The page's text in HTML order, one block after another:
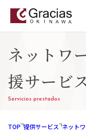
ネットワ
援サービ
Servicios prestados
TOP 提供サービス ネット